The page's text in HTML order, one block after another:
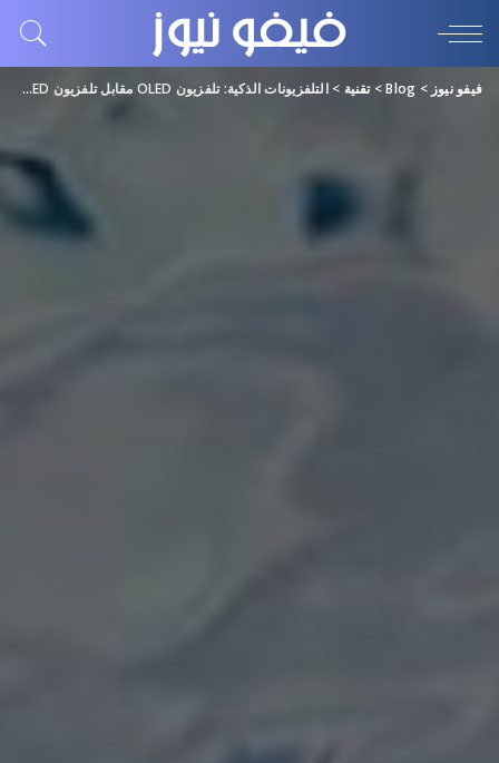
فيفو نيوز >
Blog
>تقنية >التلفزيونات الذكية: تلفزيون OLED مقابل تلفزيون QLED، تلفزيون سامسونج الافضل في مصر